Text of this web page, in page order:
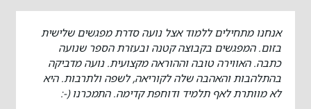
אנחנו מתחילים ללמוד אצל נועה סדרת מפגשים שלישית
בזום. המפגשים בקבוצה קטנה ובעזרת הספר שנועה
כתבה. האווירה טובה וההוראה מקצועית. נועה מדביקה
בהתלהבות והאהבה שלה לקוריאה, לשפה ולתרבות. היא
לא מוותרת לאף תלמיד ודוחפת קדימה. התמכרנו (-: